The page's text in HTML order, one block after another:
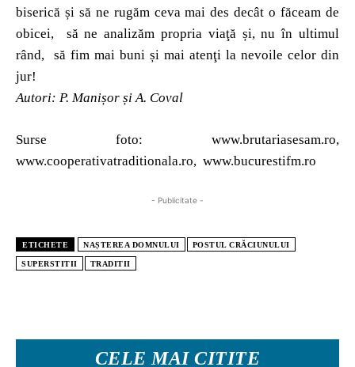
CELE MAI CITITE
biserică și să ne rugăm ceva mai des decât o făceam de
obicei, să ne analizăm propria viaţă și, nu în ultimul
rând, să fim mai buni și mai atenţi la nevoile celor din
jur!
Autori: P. Manișor și A. Coval
Surse foto: www.brutariasesam.ro,
www.cooperativatraditionala.ro, www.bucurestifm.ro
- Publicitate -
ETICHETE NAȘTEREA DOMNULUI POSTUL CRĂCIUNULUI
SUPERSTITII TRADITII